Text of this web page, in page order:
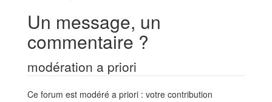
Un message, un
commentaire ?
modération a priori
Ce forum est modéré a priori : votre contribution